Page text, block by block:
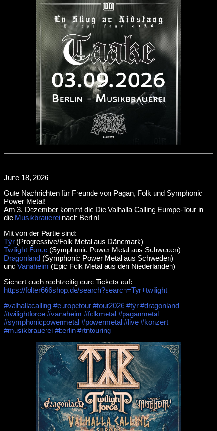
June 18, 2026
Gute Nachrichten für Freunde von Pagan, Folk und Symphonic
Power Metal!
Am 3. Dezember kommt die Die Valhalla Calling Europe-Tour in
die Musikbrauerei nach Berlin!
Mit von der Partie sind:
Týr (Progressive/Folk Metal aus Dänemark)
Twilight Force (Symphonic Power Metal aus Schweden)
Dragonland (Symphonic Power Metal aus Schweden)
und Vanaheim (Epic Folk Metal aus den Niederlanden)
Sichert euch rechtzeitig eure Tickets auf:
https://folter666shop.de/search?search=Tyr+twilight
#valhallacalling #europetour #tour2026 #týr #dragonland
#twilightforce #vanaheim #folkmetal #paganmetal
#symphonicpowermetal #powermetal #live #konzert
#musikbrauerei #berlin #rtntouring